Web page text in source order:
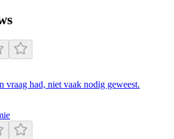
vraag had, niet vaak nodig geweest.